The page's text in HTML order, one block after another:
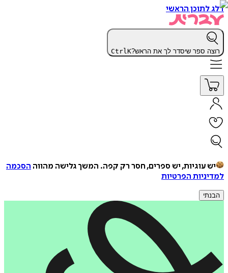
דלג לתוכן הראשי
רוצה ספר שיסדר לך את הראש? CtrlK
יש עוגיות, יש ספרים, חסר רק קפה. המשך גלישה מהווה הסכמה
למדיניות הפרטיות
הבנתי